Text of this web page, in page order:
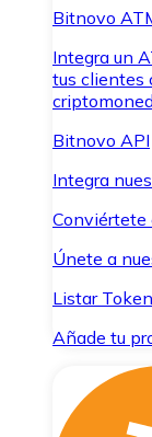
Bitnovo
Integra un
tus clientes
Bitnovo API
Integra
Conviértete
Únete a
Listar Token
Añade tu